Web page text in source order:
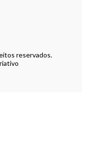
reservados.